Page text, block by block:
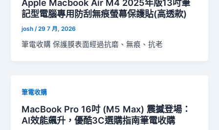
Apple Macbook Air M4 2025年版13吋筆
記型電腦專用防刮無痕螢幕保護貼(高透款)
josh /29 7 月, 2026
筆電收購 保護膜表面經過抗磨、無痕、抗老
筆電收購
MacBook Pro 16吋 (M5 Max) 震撼登場：
AI效能飆升，優酷3C選購指南筆電收購